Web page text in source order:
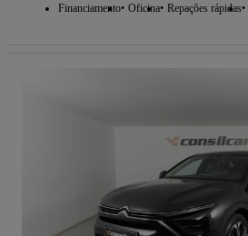
Financiamento Oficina Repações rápidas